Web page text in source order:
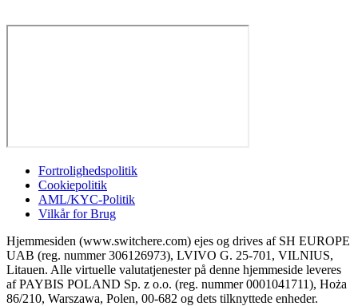
Fortrolighedspolitik
Cookiepolitik
AML/KYC-Politik
Vilkår for Brug
Hjemmesiden (www.switchere.com) ejes og drives af SH EUROPE
UAB (reg. nummer 306126973), LVIVO G. 25-701, VILNIUS,
Litauen. Alle virtuelle valutatjenester på denne hjemmeside leveres
af PAYBIS POLAND Sp. z o.o. (reg. nummer 0001041711), Hoża
86/210, Warszawa, Polen, 00-682 og dets tilknyttede enheder.